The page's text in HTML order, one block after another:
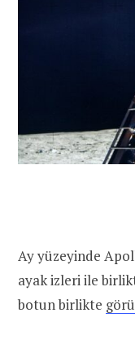
Ay yüzeyinde
ayak izleri ile
botun birlikte